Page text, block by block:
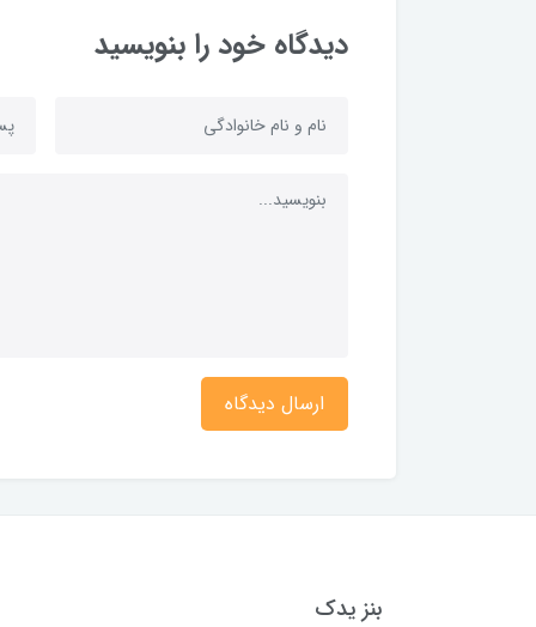
دیدگاه خود را بنویسید
ارسال دیدگاه
بنز یدک